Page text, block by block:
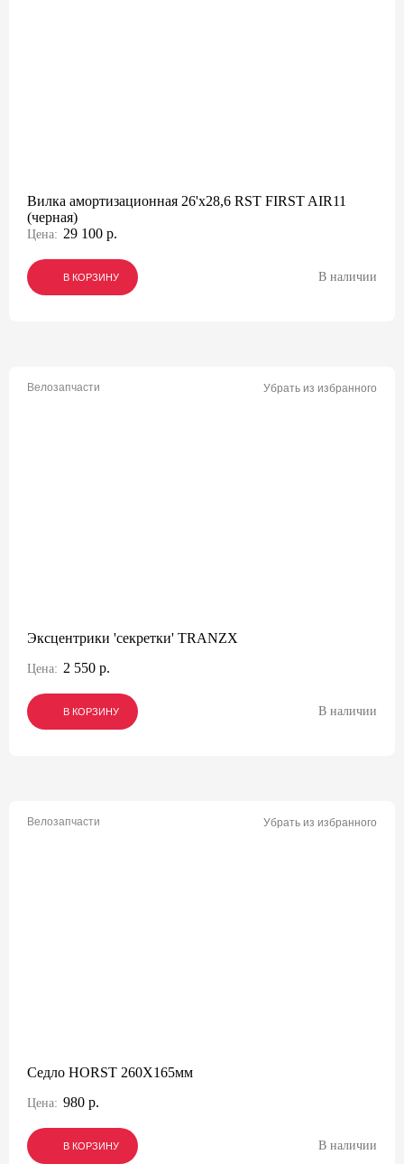
Вилка амортизационная 26'х28,6 RST FIRST AIR11
(черная)
Цена: 29 100 р.
В КОРЗИНУ
В КОРЗИНУ
В КОРЗИНУ В наличии
Велозапчасти Убрать из избранного
Эксцентрики 'секретки' TRANZX
Цена: 2 550 р.
В КОРЗИНУ
В КОРЗИНУ
В КОРЗИНУ В наличии
Велозапчасти Убрать из избранного
Седло HORST 260X165мм
Цена: 980 р.
В КОРЗИНУ
В КОРЗИНУ
В КОРЗИНУ В наличии